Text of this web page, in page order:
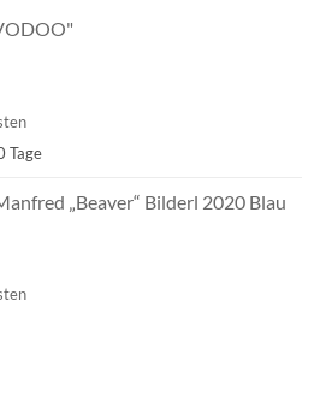
Tage
„Beaver“ Bilderl 2020 Blau